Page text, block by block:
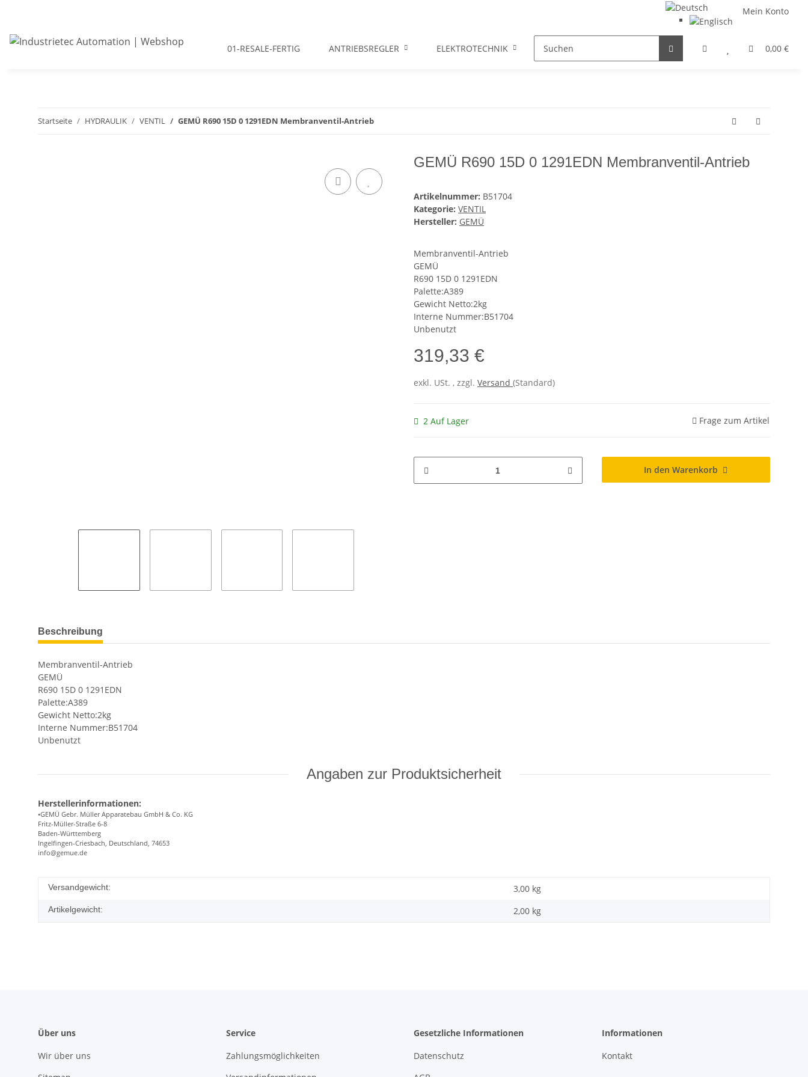
Mein Konto
0,00 €
01-RESALE-FERTIG ANTRIEBSREGLER ELEKTROTECHNIK FILTER / DROSSEL GETRIEBEMOTOREN HYDRAULIK
Startseite HYDRAULIK VENTIL GEMÜ R690 15D 0 1291EDN Membranventil-Antrieb
GEMÜ R690 15D 0 1291EDN Membranventil-Antrieb
Artikelnummer: B51704
Kategorie: VENTIL
Hersteller: GEMÜ
Membranventil-Antrieb
GEMÜ
R690 15D 0 1291EDN
Palette:A389
Gewicht Netto:2kg
Interne Nummer:B51704
Unbenutzt
319,33 €
exkl. USt. , zzgl. Versand (Standard)
2 Auf Lager Frage zum Artikel
In den Warenkorb
Beschreibung
Membranventil-Antrieb
GEMÜ
R690 15D 0 1291EDN
Palette:A389
Gewicht Netto:2kg
Interne Nummer:B51704
Unbenutzt
Angaben zur Produktsicherheit
Herstellerinformationen:
•GEMÜ Gebr. Müller Apparatebau GmbH & Co. KG
Fritz-Müller-Straße 6-8
Baden-Württemberg
Ingelfingen-Criesbach, Deutschland, 74653
info@gemue.de
Versandgewicht: 3,00 kg
Artikelgewicht: 2,00 kg
Über uns
Wir über uns
Service
Zahlungsmöglichkeiten
Gesetzliche Informationen
Datenschutz
Informationen
Kontakt